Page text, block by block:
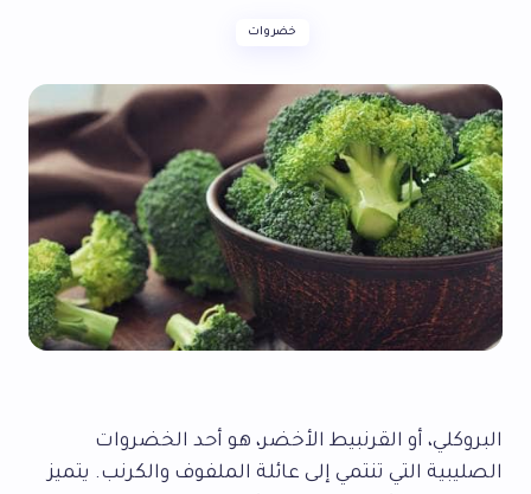
خضروات
البروكلي، أو القرنبيط الأخضر، هو أحد الخضروات
الصليبية التي تنتمي إلى عائلة الملفوف والكرنب. يتميز